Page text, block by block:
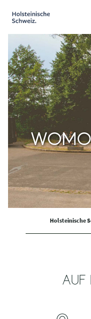
Holsteinische
AUF